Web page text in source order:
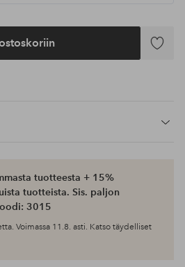
Lisää
tuotteesta + 15%
tuotteista. Sis. paljon
3015
Voimassa 11.8. asti. Katso täydelliset